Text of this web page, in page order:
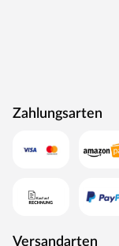
Bewährt,
der Klassiker
sanft abfallenden
Regenwasser
Angriffsfläche für
Satteldach auch
schützen die
auch die Wände
Die
Gartenhaus
Zahlungsarten
Versandarten